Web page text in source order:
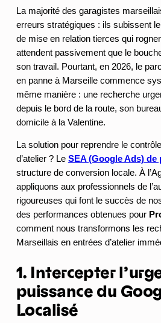
La majorité des garagistes
erreurs stratégiques : ils subissent
de mise en relation tierces qui
attendent passivement que le
son travail. Pourtant, en 2026, le
en panne à Marseille commence
même manière : une recherche
depuis le bord de la route, son
domicile à la Valentine.
La solution pour reprendre le
d’atelier ? Le SEA (Google Ads) de
structure de conversion locale. À
appliquons aux professionnels de
rigoureuses qui font le succès de
des performances obtenues pour
comment nous transformons les
Marseillais en entrées d’atelier
1. Intercepter
puissance du
Localisé